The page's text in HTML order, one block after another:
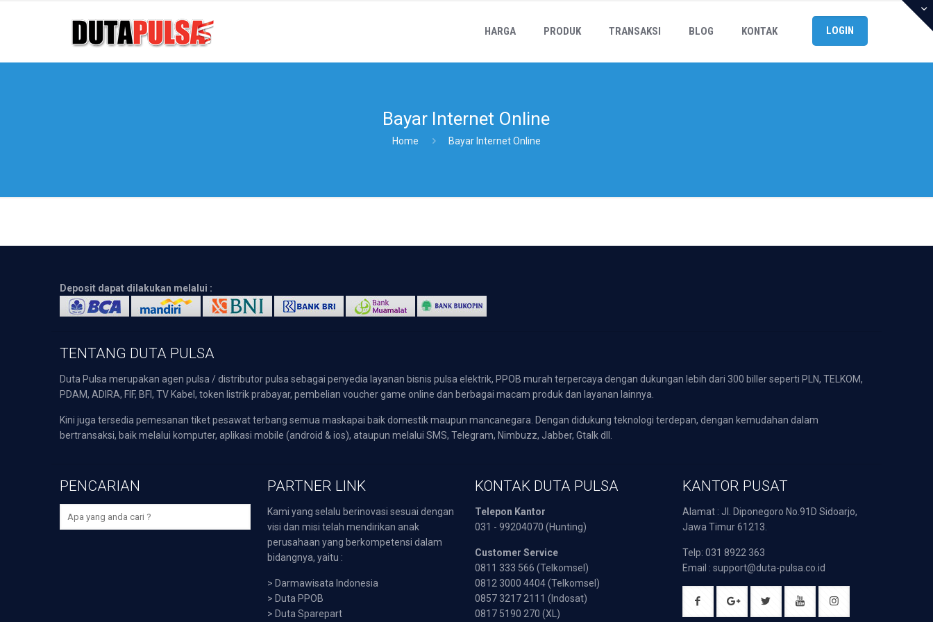
HARGA PRODUK TRANSAKSI BLOG KONTAK LOGIN
Bayar Internet Online
Home Bayar Internet Online
Deposit dapat dilakukan melalui :
TENTANG DUTA PULSA
Duta Pulsa merupakan agen pulsa / distributor pulsa sebagai penyedia layanan bisnis pulsa elektrik, PPOB murah terpercaya dengan dukungan lebih dari 300 biller seperti PLN, TELKOM,
PDAM, ADIRA, FIF, BFI, TV Kabel, token listrik prabayar, pembelian voucher game online dan berbagai macam produk dan layanan lainnya.
Kini juga tersedia pemesanan tiket pesawat terbang semua maskapai baik domestik maupun mancanegara. Dengan didukung teknologi terdepan, dengan kemudahan dalam
bertransaksi, baik melalui komputer, aplikasi mobile (android & ios), ataupun melalui SMS, Telegram, Nimbuzz, Jabber, Gtalk dll.
PENCARIAN PARTNER LINK
Kami yang selalu berinovasi sesuai dengan
visi dan misi telah mendirikan anak
perusahaan yang berkompetensi dalam
bidangnya, yaitu :
> Darmawisata Indonesia
> Duta PPOB
> Duta Sparepart
KONTAK DUTA PULSA
Telepon Kantor
031 - 99204070 (Hunting)
Customer Service
0811 333 566 (Telkomsel)
0812 3000 4404 (Telkomsel)
0857 3217 2111 (Indosat)
0817 5190 270 (XL)
KANTOR PUSAT
Alamat : Jl. Diponegoro No.91D Sidoarjo,
Jawa Timur 61213.
Telp: 031 8922 363
Email : support@duta-pulsa.co.id